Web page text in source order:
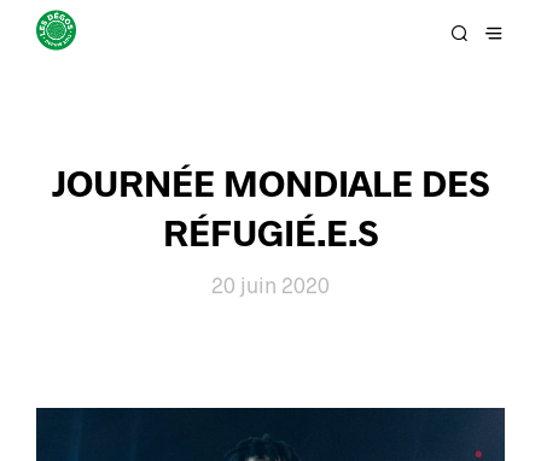
JOURNÉE MONDIALE DES
RÉFUGIÉ.E.S
20 juin 2020